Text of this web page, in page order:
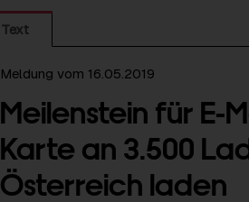
Text
Meldung vom 16.05.2019
Meilenstein für E-
Karte an 3.500
Österreich laden